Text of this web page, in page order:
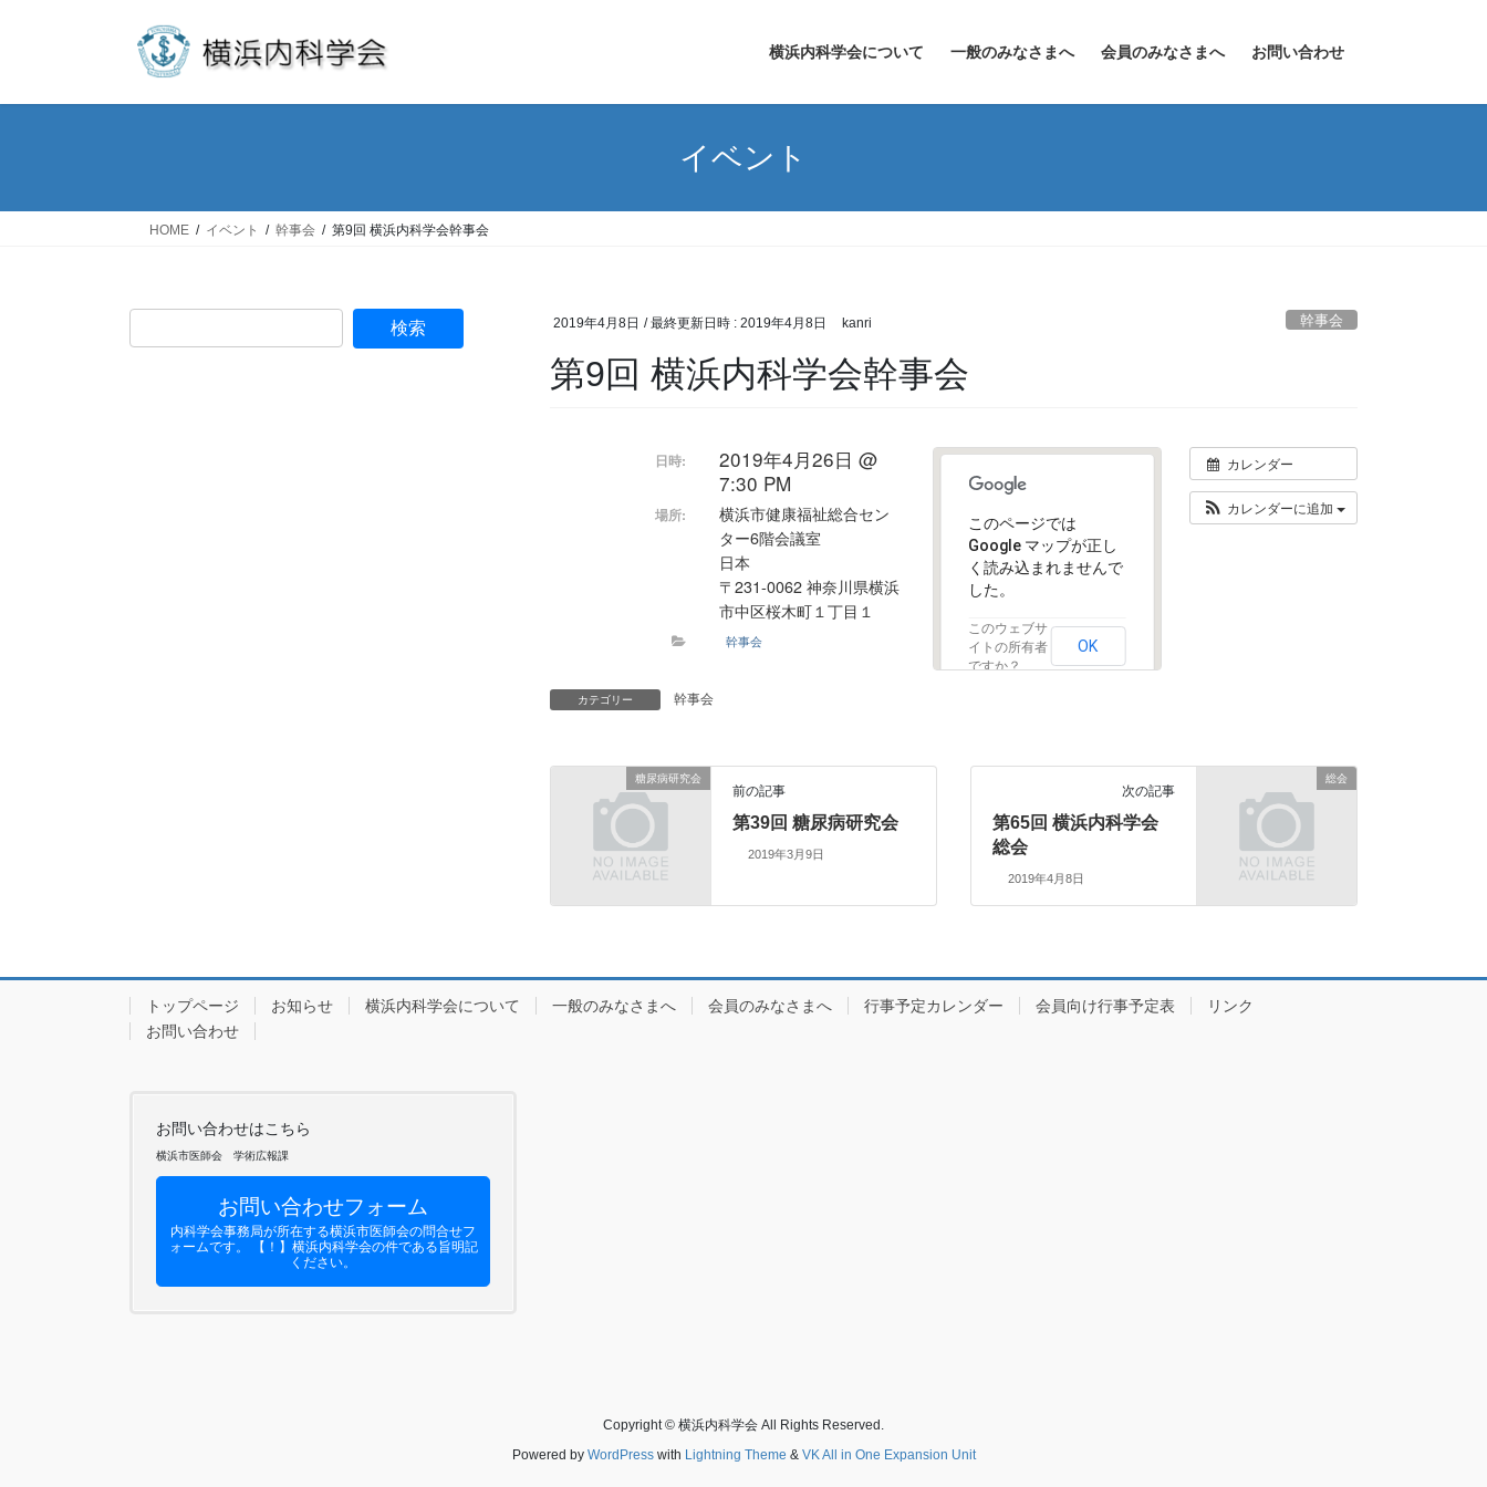
横浜内科学会について 一般のみなさまへ 会員のみなさまへ お問い合わせ
イベント
HOME イベント 幹事会 第9回 横浜内科学会幹事会
2019年4月8日 / 最終更新日時 : 2019年4月8日 kanri 幹事会
第9回 横浜内科学会幹事会
カレンダー
カレンダーに追加
このページでは
Google マップが正し
く読み込まれませんで
した。
このウェブサ
イトの所有者
ですか？
OK
日時:
2019年4月26日 @
7:30 PM
場所:
横浜市健康福祉総合セン
ター6階会議室
日本
〒231-0062 神奈川県横浜
市中区桜木町１丁目１
幹事会
カテゴリー 幹事会
糖尿病研究会
前の記事
第39回 糖尿病研究会
2019年3月9日
総会
次の記事
第65回 横浜内科学会
総会
2019年4月8日
トップページ お知らせ 横浜内科学会について 一般のみなさまへ 会員のみなさまへ 行事予定カレンダー 会員向け行事予定表
リンク
お問い合わせ
お問い合わせはこちら
横浜市医師会 学術広報課
お問い合わせフォーム
内科学会事務局が所在する横浜市医師会の問合せフ
ォームです。 【！】横浜内科学会の件である旨明記
ください。
Copyright © 横浜内科学会 All Rights Reserved.
Powered by WordPresswith Lightning Theme & VK All in One Expansion Unit